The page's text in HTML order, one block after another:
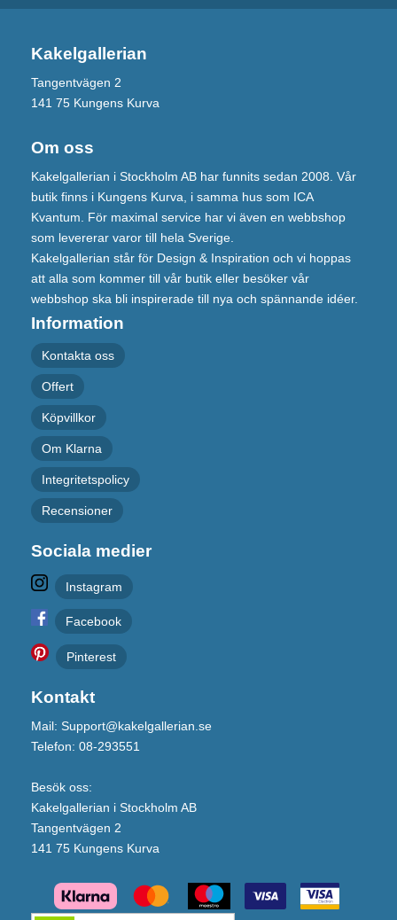
Kakelgallerian
Tangentvägen 2
141 75 Kungens Kurva
Om oss
Kakelgallerian i Stockholm AB har funnits sedan 2008. Vår
butik finns i Kungens Kurva, i samma hus som ICA
Kvantum. För maximal service har vi även en webbshop
som levererar varor till hela Sverige.
Kakelgallerian står för Design & Inspiration och vi hoppas
att alla som kommer till vår butik eller besöker vår
webbshop ska bli inspirerade till nya och spännande idéer.
Information
Kontakta oss
Offert
Köpvillkor
Om Klarna
Integritetspolicy
Recensioner
Sociala medier
Instagram
Facebook
Pinterest
Kontakt
Mail: Support@kakelgallerian.se
Telefon: 08-293551
Besök oss:
Kakelgallerian i Stockholm AB
Tangentvägen 2
141 75 Kungens Kurva